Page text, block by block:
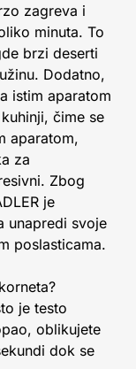
zagreva i
minuta. To
brzi deserti
Dodatno,
istim aparatom
čime se
aparatom,
za
Zbog
je
unapredi svoje
poslasticama.
je testo
oblikujete
dok se